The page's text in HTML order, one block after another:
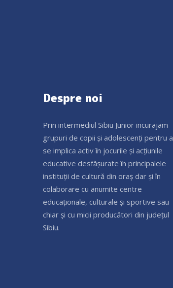
Despre noi
Prin intermediul Sibiu Junior incurajam
grupuri de copii și adolescenți pentru a
se implica activ în jocurile și acțiunile
educative desfășurate în principalele
instituții de cultură din oraș dar și în
colaborare cu anumite centre
educaționale, culturale și sportive sau
chiar și cu micii producători din județul
Sibiu.